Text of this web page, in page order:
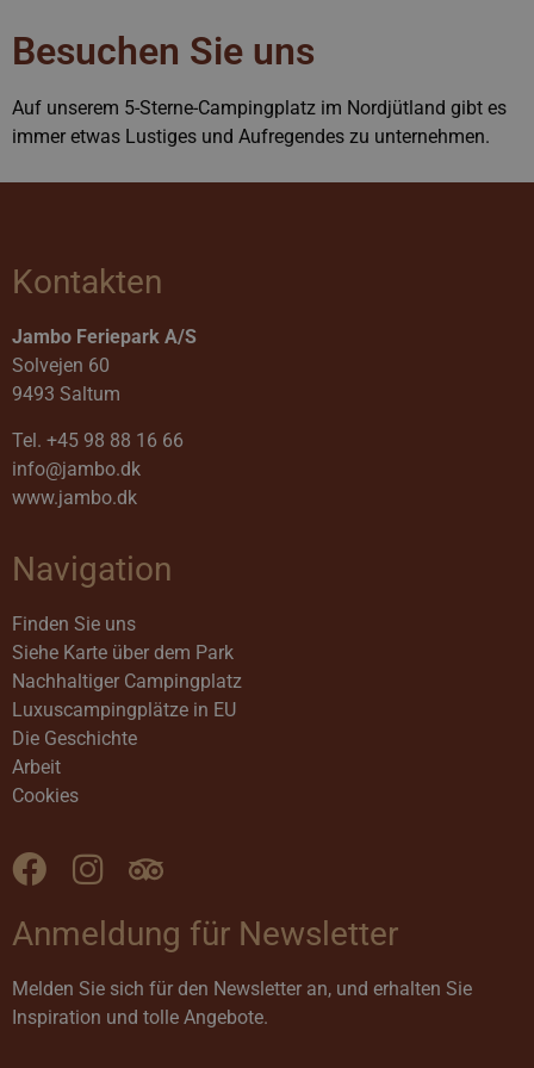
Besuchen Sie uns
Auf unserem 5-Sterne-Campingplatz im Nordjütland gibt es
immer etwas Lustiges und Aufregendes zu unternehmen.
Kontakten
Jambo Feriepark A/S
Solvejen 60
9493 Saltum
Tel. +45 98 88 16 66
info@jambo.dk
www.jambo.dk
Navigation
Finden Sie uns
Siehe Karte über dem Park
Nachhaltiger Campingplatz
Luxuscampingplätze in EU
Die Geschichte
Arbeit
Cookies
Anmeldung für Newsletter
Melden Sie sich für den Newsletter an, und erhalten Sie
Inspiration und tolle Angebote.
FPGSID
CookieScriptConsent
CookieScript
4
_dc_gtm_UA-76341931-1
VISITOR_PRIVACY_METADATA